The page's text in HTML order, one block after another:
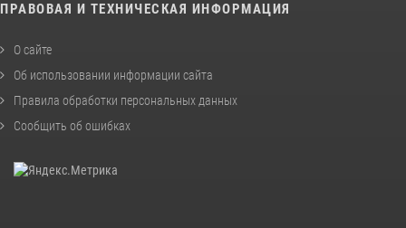
ПРАВОВАЯ И ТЕХНИЧЕСКАЯ ИНФОРМАЦИЯ
О сайте
Об использовании информации сайта
Правила обработки персональных данных
Сообщить об ошибках